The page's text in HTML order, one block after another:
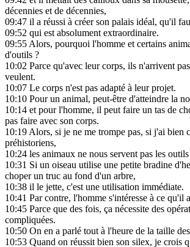
décennies et de décennies,
09:47 il a réussi à créer son palais idéal, qu'il
09:52 qui est absolument extraordinaire.
09:55Alors, pourquoi l'homme et certains
d'outils ?
10:02 Parce qu'avec leur corps, ils n'arrivent
veulent.
10:07 Le corps n'est pas adapté à leur projet.
10:10 Pour un animal, peut-être d'atteindre la
10:14 et pour l'homme, il peut faire un tas de
pas faire avec son corps.
10:19Alors, si je ne me trompe pas, si j'ai bien
préhistoriens,
10:24 les animaux ne nous servent pas les
10:31 Si un oiseau utilise une petite bradine
choper un truc au fond d'un arbre,
10:38 il le jette, c'est une utilisation immédiate.
10:41 Par contre, l'homme s'intéresse à ce qu'il
10:45 Parce que des fois, ça nécessite des
compliquées.
10:50 On en a parlé tout à l'heure de la taille
10:53 Quand on réussit bien son silex, je crois